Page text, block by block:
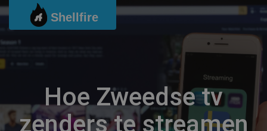
Shellfire
Ga
naar
de
inhoud
Hoe Zweedse tv
zenders te streamen